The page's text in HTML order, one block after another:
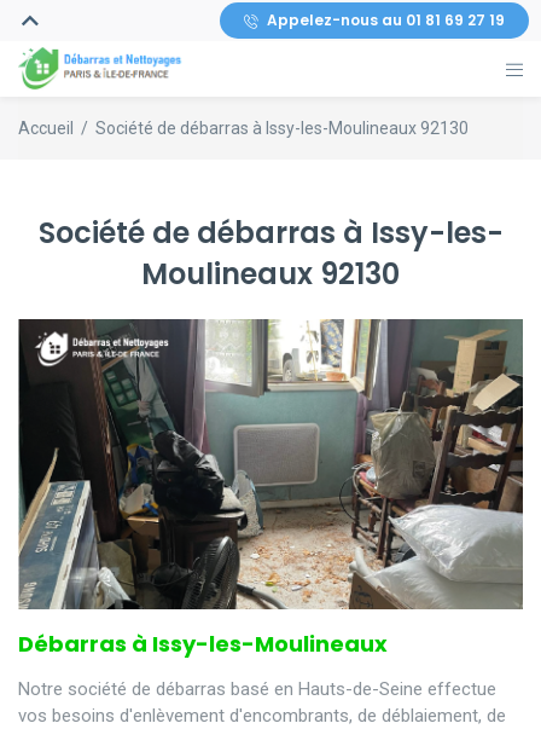
Appelez-nous au 01 81 69 27 19
Accueil / Société de débarras à Issy-les-Moulineaux 92130
Société de débarras à Issy-les-
Moulineaux 92130
Débarras à Issy-les-Moulineaux
Notre société de débarras basé en Hauts-de-Seine effectue
vos besoins d'enlèvement d'encombrants, de déblaiement, de